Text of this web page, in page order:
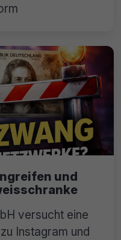
und
versucht eine
Instagram und